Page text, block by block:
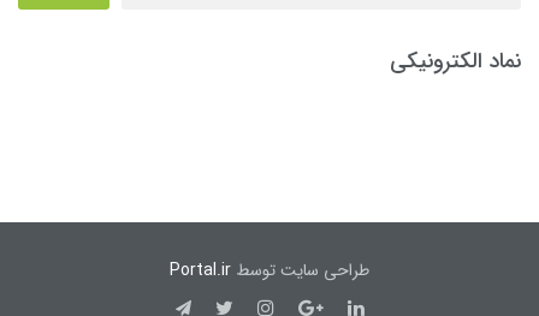
نماد الکترونیکی
طراحی سایت توسط Portal.ir